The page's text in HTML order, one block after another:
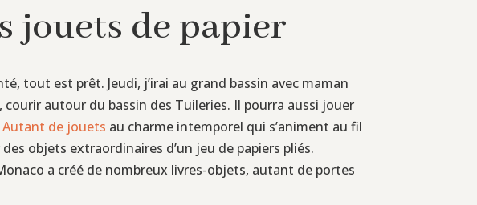
jouets de papier
tout est prêt. Jeudi, j’irai au grand bassin avec maman
autour du bassin des Tuileries. Il pourra aussi jouer
Autant de jouets au charme intemporel qui s’animent au fil
objets extraordinaires d’un jeu de papiers pliés.
a créé de nombreux livres-objets, autant de portes